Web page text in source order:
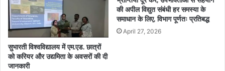
सुभारती विश्वविद्यालय में एम.एड. छात्रों
को करियर और उद्यमिता के अवसरों की दी
जानकारी
की अपील विद्युत संबंधी हर समस्या के
समाधान के लिए, विभाग पूर्णतः प्रतिबद्ध
April 27, 2026